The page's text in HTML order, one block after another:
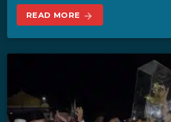
READ MORE arrow_forward